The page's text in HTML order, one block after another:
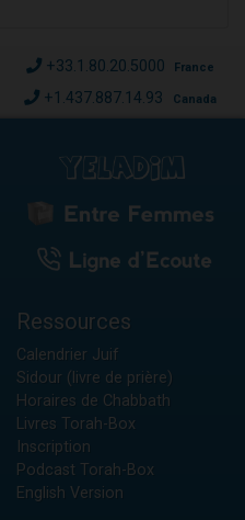
+33.1.80.20.5000 France
+1.437.887.14.93 Canada
Ressources
Calendrier Juif
Sidour (livre de prière)
Horaires de Chabbath
Livres Torah-Box
Inscription
Podcast Torah-Box
English Version